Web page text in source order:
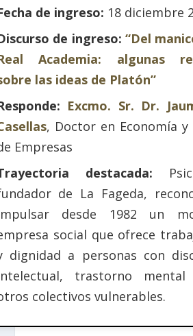
de ingreso: 18 diciembre
de ingreso: “Del
Academia: algunas
las ideas de Platón”
Excmo. Sr. Dr.
, Doctor en Economía y
Empresas
destacada:
de La Fageda,
desde 1982 un
social que ofrece
dignidad a personas con
trastorno
colectivos vulnerables.